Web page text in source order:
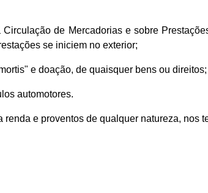
de Mercadorias e sobre
se iniciem no exterior;
e doação, de quaisquer bens ou direitos;
automotores.
renda e proventos de qualquer natureza,